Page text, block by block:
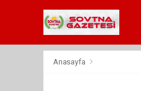
Anasayfa